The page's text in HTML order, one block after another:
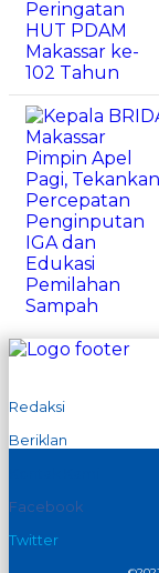
Redaksi
Beriklan
Facebook
Twitter